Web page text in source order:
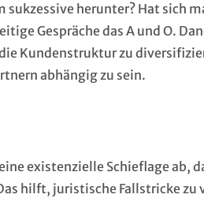
herunter? Hat sich
Gespräche das A und O.
Kundenstruktur zu
abhängig zu sein.
existenzielle Schieflage ab,
hilft, juristische Fallstricke zu